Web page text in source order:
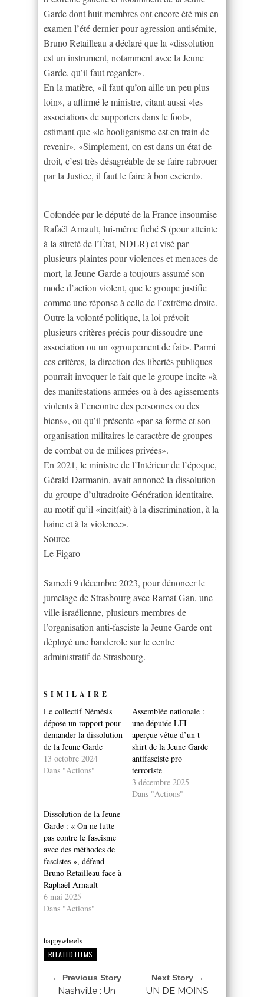
Garde dont huit membres ont encore été mis en
examen l’été dernier pour agression antisémite,
Bruno Retailleau a déclaré que la «dissolution
est un instrument, notamment avec la Jeune
Garde, qu’il faut regarder».
En la matière, «il faut qu’on aille un peu plus
loin», a affirmé le ministre, citant aussi «les
associations de supporters dans le foot»,
estimant que «le hooliganisme est en train de
revenir». «Simplement, on est dans un état de
droit, c’est très désagréable de se faire rabrouer
par la Justice, il faut le faire à bon escient».
Cofondée par le député de la France insoumise
Rafaël Arnault, lui-même fiché S (pour atteinte
à la sûreté de l’État, NDLR) et visé par
plusieurs plaintes pour violences et menaces de
mort, la Jeune Garde a toujours assumé son
mode d’action violent, que le groupe justifie
comme une réponse à celle de l’extrême droite.
Outre la volonté politique, la loi prévoit
plusieurs critères précis pour dissoudre une
association ou un «groupement de fait». Parmi
ces critères, la direction des libertés publiques
pourrait invoquer le fait que le groupe incite «à
des manifestations armées ou à des agissements
violents à l’encontre des personnes ou des
biens», ou qu’il présente «par sa forme et son
organisation militaires le caractère de groupes
de combat ou de milices privées».
En 2021, le ministre de l’Intérieur de l’époque,
Gérald Darmanin, avait annoncé la dissolution
du groupe d’ultradroite Génération identitaire,
au motif qu’il «incit(ait) à la discrimination, à la
haine et à la violence».
Source
Le Figaro
Samedi 9 décembre 2023, pour dénoncer le
jumelage de Strasbourg avec Ramat Gan, une
ville israélienne, plusieurs membres de
l’organisation anti-fasciste la Jeune Garde ont
déployé une banderole sur le centre
administratif de Strasbourg.
SIMILAIRE
Le collectif Némésis
dépose un rapport pour
demander la dissolution
de la Jeune Garde
13 octobre 2024
Dans "Actions"
Assemblée nationale :
une députée LFI
aperçue vêtue d’un t-
shirt de la Jeune Garde
antifasciste pro
terroriste
3 décembre 2025
Dans "Actions"
Dissolution de la Jeune
Garde : « On ne lutte
pas contre le fascisme
avec des méthodes de
fascistes », défend
Bruno Retailleau face à
Raphaël Arnault
6 mai 2025
Dans "Actions"
happywheels
RELATED ITEMS
← Previous Story
Nashville : Un
Next Story →
UN DE MOINS